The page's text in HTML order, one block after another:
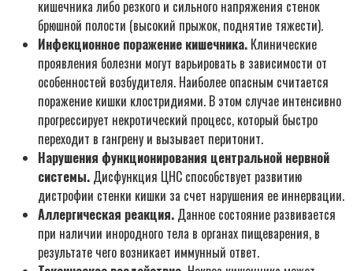
кишечника либо резкого и сильного напряжения стенок
брюшной полости (высокий прыжок, поднятие тяжести).
Инфекционное поражение кишечника. Клинические
проявления болезни могут варьировать в зависимости от
особенностей возбудителя. Наиболее опасным считается
поражение кишки клостридиями. В этом случае интенсивно
прогрессирует некротический процесс, который быстро
переходит в гангрену и вызывает перитонит.
Нарушения функционирования центральной нервной
системы. Дисфункция ЦНС способствует развитию
дистрофии стенки кишки за счет нарушения ее иннервации.
Аллергическая реакция. Данное состояние развивается
при наличии инородного тела в органах пищеварения, в
результате чего возникает иммунный ответ.